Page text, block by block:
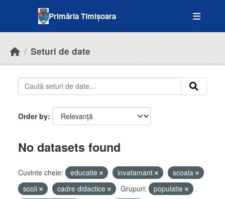
Primăria Timișoara
Seturi de date
Order by
No datasets found
Cuvinte cheie: educatie invatamant
scoala
scoli
cadre didactice Grupuri:
populatie